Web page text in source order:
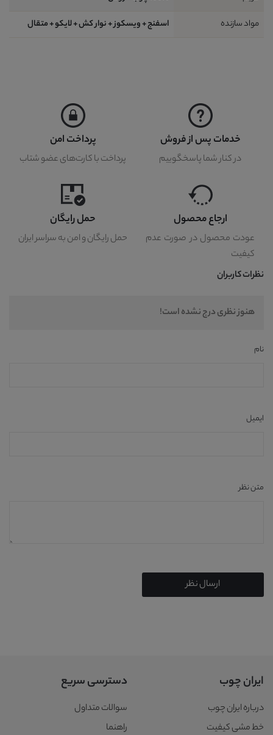
مواد سازنده
اسفنج + ویسکوز + نوار کش + لایکو + متقال
خدمات پس از فروش
در کنار شما پاسخگوییم
پرداخت امن
پرداخت با کارت‌های عضو شتاب
ارجاع محصول
عودت محصول در صورت عدم
کیفیت
حمل رایگان
حمل رایگان و امن به سراسر ایران
نظرات کاربران
هنوز نظری درج نشده است!
نام
ایمیل
متن نظر
ارسال نظر
ایران چوب
درباره ایران چوب
خط مشی کیفیت
دسترسی سریع
سوالات متداول
راهنما